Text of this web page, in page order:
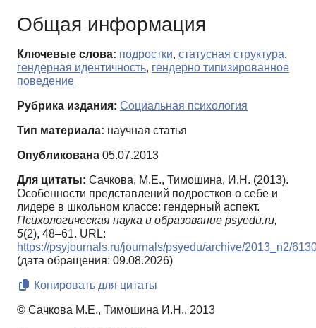
Общая информация
Ключевые слова: подростки, статусная структура,
гендерная идентичность, гендерно типизированное
поведение
Рубрика издания: Социальная психология
Тип материала: научная статья
Опубликована 05.07.2013
Для цитаты: Сачкова, М.Е., Тимошина, И.Н. (2013).
Особенности представлений подростков о себе и
лидере в школьном классе: гендерный аспект.
Психологическая наука и образование psyedu.ru,
5(2), 48–61. URL:
https://psyjournals.ru/journals/psyedu/archive/2013_n2/
(дата обращения: 09.08.2026)
Копировать для цитаты
© Сачкова М.Е., Тимошина И.Н., 2013